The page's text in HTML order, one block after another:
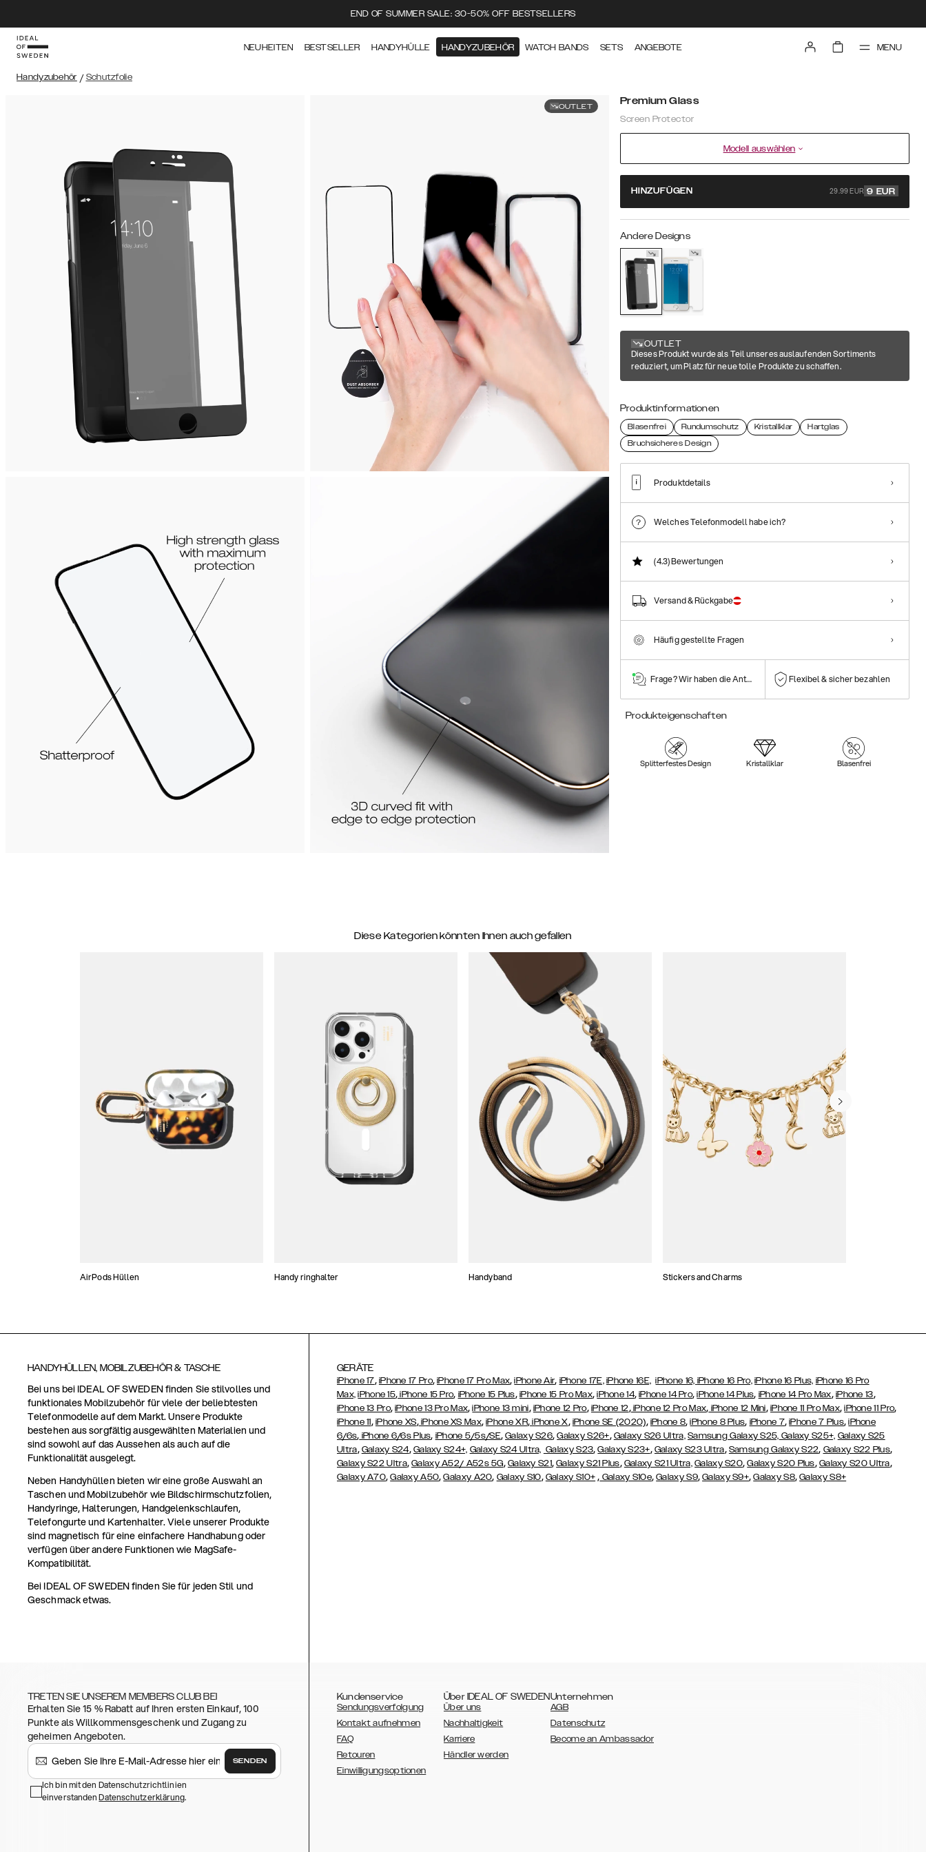
END OF SUMMER SALE: 30-50% OFF BESTSELLERS
NEUHEITEN BESTSELLER HANDYHÜLLE HANDYZUBEHÖR WATCH BANDS SETS ANGEBOTE MENU
Handyzubehör / Schutzfolie
OUTLET Premium Glass
Screen Protector
Modell auswählen
HINZUFÜGEN 29.99 EUR 9 EUR
Andere Designs
OUTLET
Dieses Produkt wurde als Teil unseres auslaufenden Sortiments
reduziert, um Platz für neue tolle Produkte zu schaffen.
Produktinformationen
Blasenfrei Rundumschutz Kristallklar
Hartglas
Bruchsicheres Design
Produktdetails
Welches Telefonmodell habe ich?
(4.3)Bewertungen
Versand & Rückgabe
Häufig gestellte Fragen
Frage? Wir haben die Antwort! Flexibel & sicher bezahlen
Produkteigenschaften
Splitterfestes Design Kristallklar Blasenfrei
Diese Kategorien könnten Ihnen auch gefallen
AirPods Hüllen Handy ringhalter Handyband Stickers and Charms
HANDYHÜLLEN, MOBILZUBEHÖR & TASCHE
Bei uns bei IDEAL OF SWEDEN finden Sie stilvolles und
funktionales Mobilzubehör für viele der beliebtesten
Telefonmodelle auf dem Markt. Unsere Produkte
bestehen aus sorgfältig ausgewählten Materialien und
sind sowohl auf das Aussehen als auch auf die
Funktionalität ausgelegt.
Neben Handyhüllen bieten wir eine große Auswahl an
Taschen und Mobilzubehör wie Bildschirmschutzfolien,
Handyringe, Halterungen, Handgelenkschlaufen,
Telefongurte und Kartenhalter. Viele unserer Produkte
sind magnetisch für eine einfachere Handhabung oder
verfügen über andere Funktionen wie MagSafe-
Kompatibilität.
Bei IDEAL OF SWEDEN finden Sie für jeden Stil und
Geschmack etwas.
GERÄTE
iPhone 17, iPhone 17 Pro,iPhone 17 Pro Max,iPhone Air, iPhone 17E, iPhone 16E, iPhone 16, iPhone 16 Pro, iPhone 16 Plus, iPhone 16 Pro
Max, iPhone 15, iPhone 15 Pro, iPhone 15 Plus, iPhone 15 Pro Max,iPhone 14,iPhone 14 Pro,iPhone 14 Plus, iPhone 14 Pro Max, iPhone 13,
iPhone 13 Pro,iPhone 13 Pro Max,iPhone 13 mini, iPhone 12 Pro, iPhone 12,iPhone 12 Pro Max, iPhone 12 Mini, iPhone 11 Pro Max,iPhone 11 Pro,
iPhone 11, iPhone XS,iPhone XS Max,iPhone XR,iPhone X, iPhone SE (2020), iPhone 8,iPhone 8 Plus, iPhone 7,iPhone 7 Plus,iPhone
6/6s, iPhone 6/6s Plus, iPhone 5/5s/SE,Galaxy S26,Galaxy S26+, Galaxy S26 Ultra, Samsung Galaxy S25, Galaxy S25+, Galaxy S25
Ultra, Galaxy S24, Galaxy S24+, Galaxy S24 Ultra, Galaxy S23,Galaxy S23+, Galaxy S23 Ultra, Samsung Galaxy S22, Galaxy S22 Plus,
Galaxy S22 Ultra,Galaxy A52/ A52s 5G, Galaxy S21,Galaxy S21 Plus, Galaxy S21 Ultra, Galaxy S20,Galaxy S20 Plus, Galaxy S20 Ultra,
Galaxy A70,Galaxy A50,Galaxy A20, Galaxy S10, Galaxy S10+ , Galaxy S10e,Galaxy S9,Galaxy S9+,Galaxy S8,Galaxy S8+
TRETEN SIE UNSEREM MEMBERS CLUB BEI
Erhalten Sie 15 % Rabatt auf Ihren ersten Einkauf, 100
Punkte als Willkommensgeschenk und Zugang zu
geheimen Angeboten.
SENDEN
Ich bin mit den Datenschutzrichtlinien
einverstanden Datenschutzerklärung.
Kundenservice
Sendungsverfolgung
Kontakt aufnehmen
FAQ
Retouren
Einwilligungsoptionen
Über IDEAL OF SWEDEN
Über uns
Nachhaltigkeit
Karriere
Händler werden
Unternehmen
AGB
Datenschutz
Become an Ambassador